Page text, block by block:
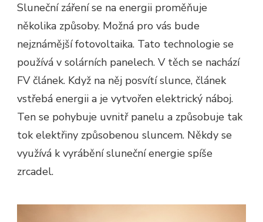
Sluneční záření se na energii proměňuje
několika způsoby. Možná pro vás bude
nejznámější fotovoltaika. Tato technologie se
používá v solárních panelech. V těch se nachází
FV článek. Když na něj posvítí slunce, článek
vstřebá energii a je vytvořen elektrický náboj.
Ten se pohybuje uvnitř panelu a způsobuje tak
tok elektřiny způsobenou sluncem. Někdy se
využívá k vyrábění sluneční energie spíše
zrcadel.